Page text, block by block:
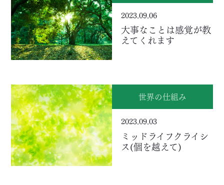
2023.09.06
大事なことは感覚が教
えてくれます
世界の仕組み
2023.09.03
ミッドライフクライシ
ス(個を越えて)